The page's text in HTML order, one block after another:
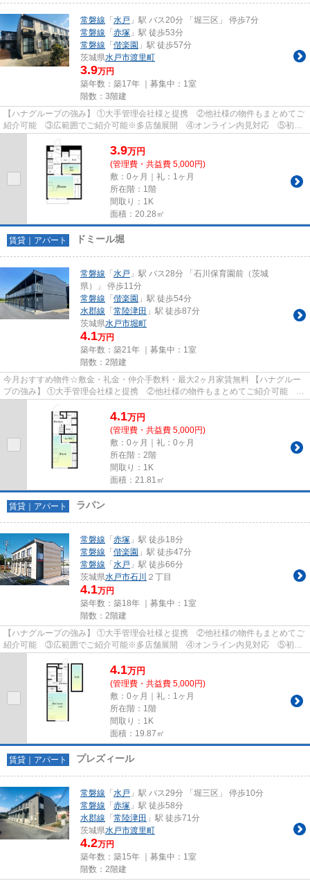
常磐線 「 水戸 」駅 バス20分 「堀三区」 停歩7分
常磐線 「 赤塚 」駅 徒歩53分
常磐線 「 偕楽園 」駅 徒歩57分
茨城県水戸市渡里町
3.9万円
築年数：築17年 ｜募集中： 1室
階数：3階建
【ハナグループの強み】 ①大手管理会社様と提携 ②他社様の物件もまとめてご
紹介可能 ③広範囲でご紹介可能※多店舗展開 ④オンライン内見対応 ⑤初期
3.9万円
(管理費・共益費 5,000円)
敷：0ヶ月｜礼：1ヶ月
所在階：1階
間取り：1K
面積：20.28㎡
賃貸｜アパート ドミール堀
常磐線 「 水戸 」駅 バス28分 「石川保育園前（茨城
県）」 停歩11分
常磐線 「 偕楽園 」駅 徒歩54分
水郡線 「 常陸津田 」駅 徒歩87分
茨城県水戸市堀町
4.1万円
築年数：築21年 ｜募集中： 1室
階数：2階建
今月おすすめ物件☆敷金・礼金・仲介手数料・最大2ヶ月家賃無料 【ハナグルー
プの強み】 ①大手管理会社様と提携 ②他社様の物件もまとめてご紹介可能 ③
4.1万円
(管理費・共益費 5,000円)
敷：0ヶ月｜礼：0ヶ月
所在階：2階
間取り：1K
面積：21.81㎡
賃貸｜アパート ラパン
常磐線 「 赤塚 」駅 徒歩18分
常磐線 「 偕楽園 」駅 徒歩47分
常磐線 「 水戸 」駅 徒歩66分
茨城県水戸市石川 ２丁目
4.1万円
築年数：築18年 ｜募集中： 1室
階数：2階建
【ハナグループの強み】 ①大手管理会社様と提携 ②他社様の物件もまとめてご
紹介可能 ③広範囲でご紹介可能※多店舗展開 ④オンライン内見対応 ⑤初期
4.1万円
(管理費・共益費 5,000円)
敷：0ヶ月｜礼：1ヶ月
所在階：1階
間取り：1K
面積：19.87㎡
賃貸｜アパート プレズィール
常磐線 「 水戸 」駅 バス29分 「堀三区」 停歩10分
常磐線 「 赤塚 」駅 徒歩58分
水郡線 「 常陸津田 」駅 徒歩71分
茨城県水戸市渡里町
4.2万円
築年数：築15年 ｜募集中： 1室
階数：2階建